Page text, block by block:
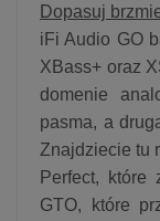
Dopasuj
iFi Audio GO
XBass+ oraz
domenie
pasma, a
Znajdziecie tu
Perfect, które
GTO, które